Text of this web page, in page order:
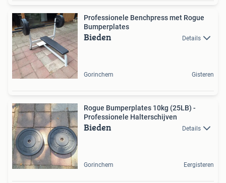
Professionele Benchpress met Rogue
Bumperplates
Bieden Details
Gorinchem Gisteren
Rogue Bumperplates 10kg (25LB) -
Professionele Halterschijven
Bieden Details
Gorinchem Eergisteren